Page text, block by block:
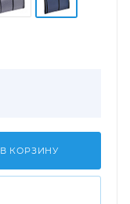
В КОРЗИНУ